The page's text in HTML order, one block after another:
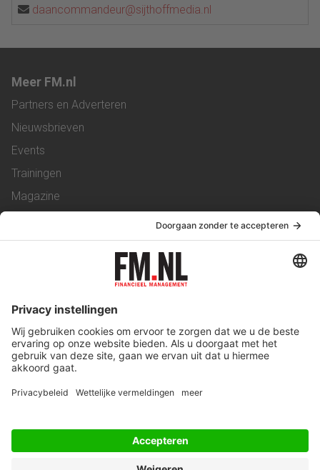
daancommandeur@sijthoffmedia.nl
Meer FM.nl
Partners en Adverteren
Nieuwsbrieven
Events
Trainingen
Magazine
Service & Contact
Werken bij ons
Privacy Statement
Algemene Voorwaarden